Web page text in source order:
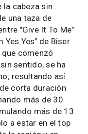
la cabeza sin
una taza de
"Give It To Me"
Yes Yes" de Biser
que comenzó
sentido, se ha
resultando así
corta duración
más de 30
más de 13
a estar en el top